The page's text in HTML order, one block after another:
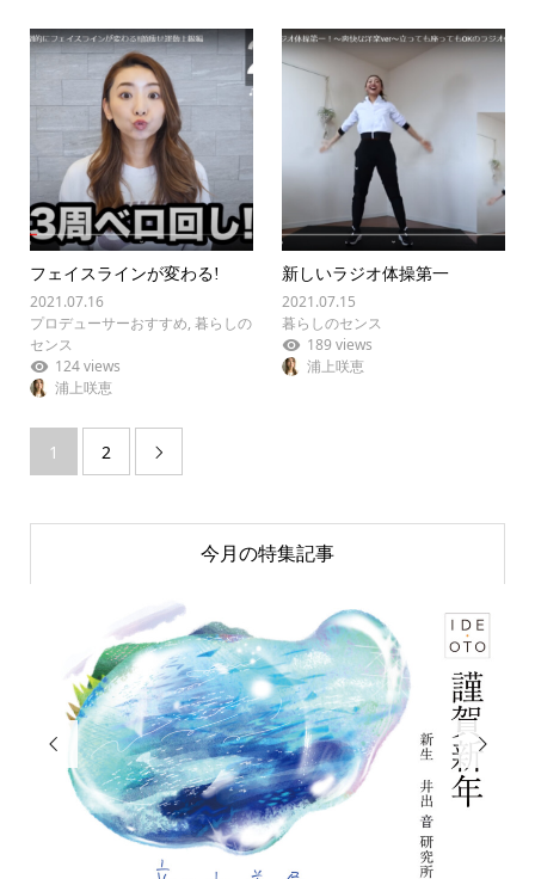
フェイスラインが変わる!
2021.07.16
プロデューサーおすすめ, 暮らしの
センス
124 views
浦上咲恵
新しいラジオ体操第一
2021.07.15
暮らしのセンス
189 views
浦上咲恵
1 2 
今月の特集記事
 